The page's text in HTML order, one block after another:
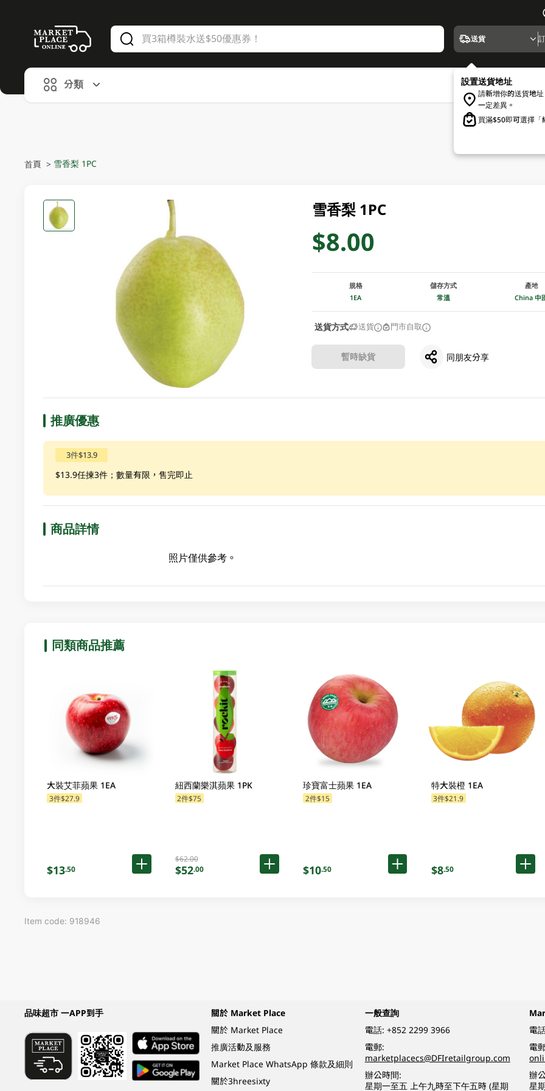
alid Until 30 June 2026
送貨
設置送貨地址
請新增你的送貨地
一定差異。
買滿$50即可選擇「
分類
首頁 > 雪香梨 1PC
雪香梨 1PC
$8.00
規格
1EA
儲存方式
常溫
產地
China 中
送貨方式 送貨 門市自取
暫時缺貨 同朋友分享
推廣優惠
3件$13.9
$13.9任揀3件；數量有限，售完即止
商品詳情
照片僅供參考。
同類商品推薦
大裝艾菲蘋果 1EA
3件$27.9
$13.50
紐西蘭樂淇蘋果 1PK
2件$75
$62.00
$52.00
珍寶富士蘋果 1EA
2件$15
$10.50
特大裝橙 1EA
3件$21.9
$8.50
Item code: 918946
品味超市 一APP到手
關於 Market Place
關於 Market Place
推廣活動及服務
Market Place WhatsApp 條款及細則
關於3hreesixty
一般查詢
電話: +852 2299 3966
電郵:
marketplacecs@DFIretailgroup.com
辦公時間:
星期一至五 上午九時至下午五時 (星期
電
電
辦
星